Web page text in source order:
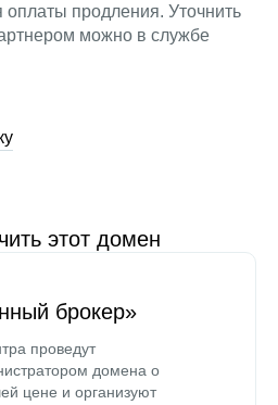
оплаты продления. Уточнить
можно в службе
этот домен
брокер»
проведут
домена о
цене и организуют